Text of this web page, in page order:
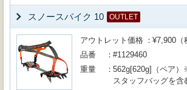
スノースパイク 10 OUTLET
アウトレット価格
¥7,900（
品番
#1129460
重量
562g[620g]（ペア
スタッフバッグを含